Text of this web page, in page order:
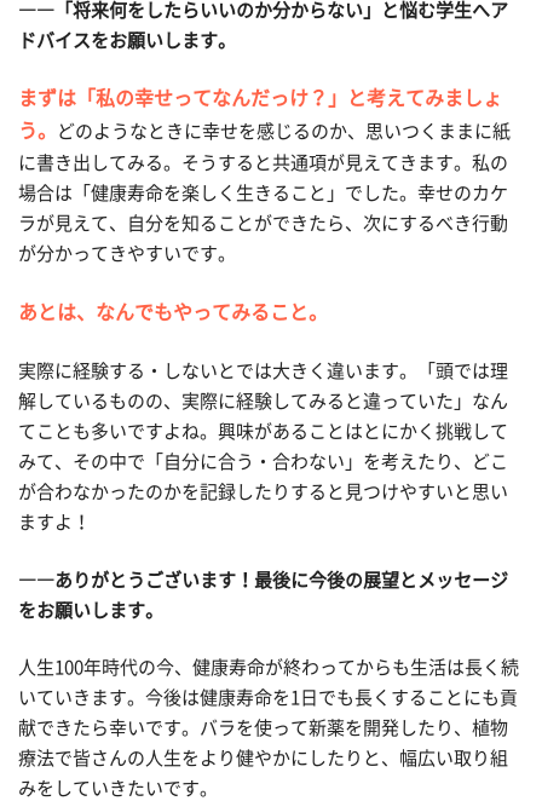
――「将来何をしたらいいのか分からない」と悩む学生へア
ドバイスをお願いします。
まずは「私の幸せってなんだっけ？」と考えてみましょ
う。
どのようなときに幸せを感じるのか、思いつくままに紙
に書き出してみる。そうすると共通項が見えてきます。私の
場合は「健康寿命を楽しく生きること」でした。幸せのカケ
ラが見えて、自分を知ることができたら、次にするべき行動
が分かってきやすいです。
あとは、なんでもやってみること。
実際に経験する・しないとでは大きく違います。「頭では理
解しているものの、実際に経験してみると違っていた」なん
てことも多いですよね。興味があることはとにかく挑戦して
みて、その中で「自分に合う・合わない」を考えたり、どこ
が合わなかったのかを記録したりすると見つけやすいと思い
ますよ！
――ありがとうございます！最後に今後の展望とメッセージ
をお願いします。
人生100年時代の今、健康寿命が終わってからも生活は長く続
いていきます。今後は健康寿命を1日でも長くすることにも貢
献できたら幸いです。バラを使って新薬を開発したり、植物
療法で皆さんの人生をより健やかにしたりと、幅広い取り組
みをしていきたいです。